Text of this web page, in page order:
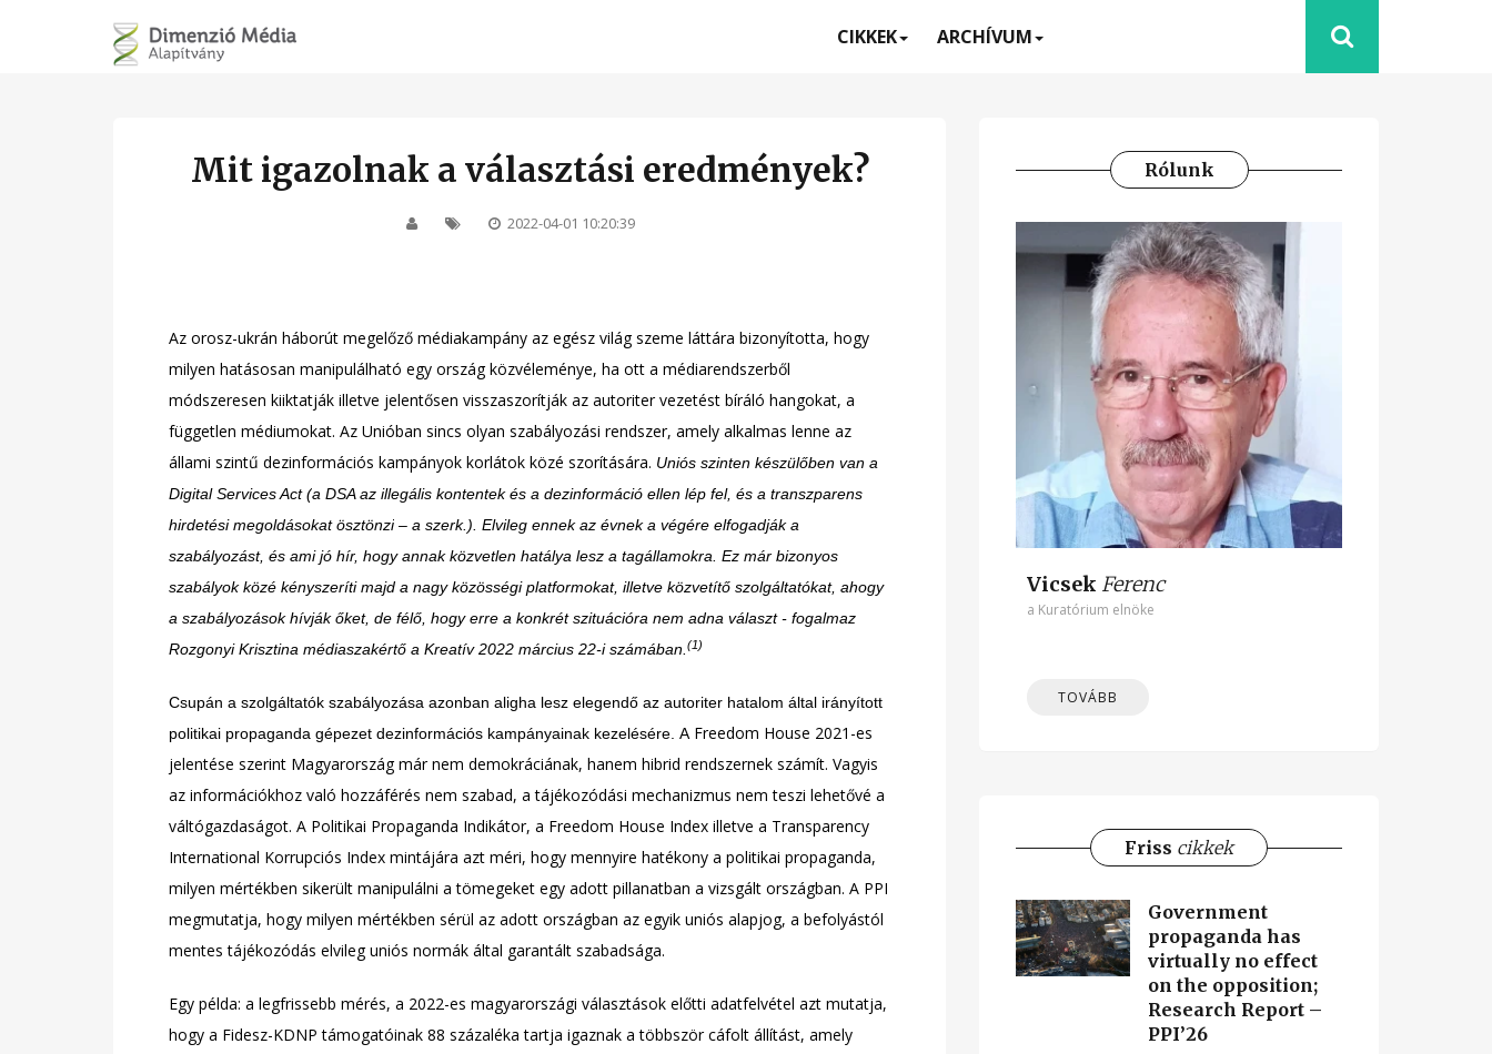
CIKKEK ARCHÍVUM
Mit igazolnak a választási eredmények?
2022-04-01 10:20:39
Az orosz-ukrán háborút megelőző médiakampány az egész világ szeme láttára bizonyította, hogy
milyen hatásosan manipulálható egy ország közvéleménye, ha ott a médiarendszerből
módszeresen kiiktatják illetve jelentősen visszaszorítják az autoriter vezetést bíráló hangokat, a
független médiumokat. Az Unióban sincs olyan szabályozási rendszer, amely alkalmas lenne az
állami szintű dezinformációs kampányok korlátok közé szorítására. Uniós szinten készülőben van a
Digital Services Act (a DSA az illegális kontentek és a dezinformáció ellen lép fel, és a transzparens
hirdetési megoldásokat ösztönzi – a szerk.). Elvileg ennek az évnek a végére elfogadják a
szabályozást, és ami jó hír, hogy annak közvetlen hatálya lesz a tagállamokra. Ez már bizonyos
szabályok közé kényszeríti majd a nagy közösségi platformokat, illetve közvetítő szolgáltatókat, ahogy
a szabályozások hívják őket, de félő, hogy erre a konkrét szituációra nem adna választ - fogalmaz
Rozgonyi Krisztina médiaszakértő a Kreatív 2022 március 22-i számában. (1)
Csupán a szolgáltatók szabályozása azonban aligha lesz elegendő az autoriter hatalom által irányított
politikai propaganda gépezet dezinformációs kampányainak kezelésére. AFreedom House 2021-es
jelentése szerint Magyarország már nem demokráciának, hanem hibrid rendszernek számít. Vagyis
az információkhoz való hozzáférés nem szabad, a tájékozódási mechanizmus nem teszi lehetővé a
váltógazdaságot. A Politikai Propaganda Indikátor, a Freedom House Index illetve a Transparency
International Korrupciós Index mintájára azt méri, hogy mennyire hatékony a politikai propaganda,
milyen mértékben sikerült manipulálni a tömegeket egy adott pillanatban a vizsgált országban. A PPI
megmutatja, hogy milyen mértékben sérül az adott országban az egyik uniós alapjog, a befolyástól
mentes tájékozódás elvileg uniós normák által garantált szabadsága.
Egy példa: a legfrissebb mérés, a 2022-es magyarországi választások előtti adatfelvétel azt mutatja,
hogy a Fidesz-KDNP támogatóinak 88 százaléka tartja igaznak a többször cáfolt állítást, amely
Rólunk
Vicsek Ferenc
a Kuratórium elnöke
TOVÁBB
Friss cikkek
Government
propaganda has
virtually no effect
on the opposition;
Research Report –
PPI’26